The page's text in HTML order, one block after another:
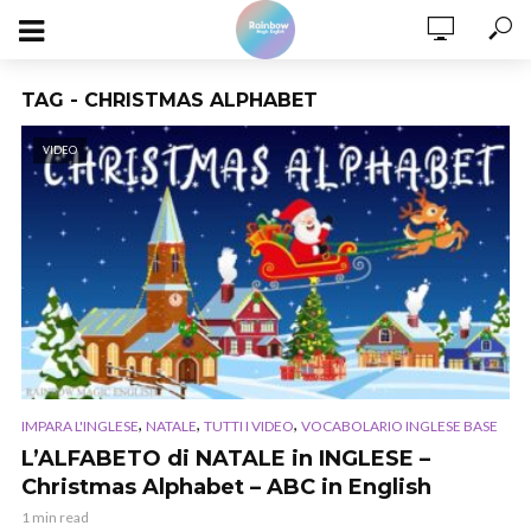
TAG - CHRISTMAS ALPHABET
VIDEO
IMPARA L'INGLESE, NATALE, TUTTI I VIDEO, VOCABOLARIO INGLESE BASE
L’ALFABETO di NATALE in INGLESE –
Christmas Alphabet – ABC in English
1 min read